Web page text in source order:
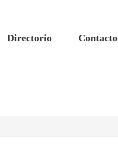
Directorio Contacto